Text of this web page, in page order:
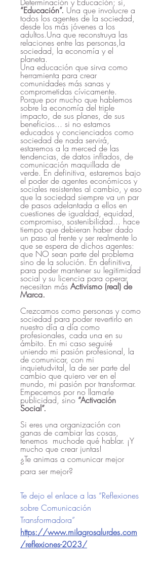
“Educación”. Una que involucre a
todos los agentes de la sociedad,
desde los más jóvenes a los
adultos.Una que reconstruya las
relaciones entre las personas,la
sociedad, la economía y el
planeta.
Una educación que sirva como
herramienta para crear
comunidades más sanas y
comprometidas cívicamente.
Porque por mucho que hablemos
sobre la economía del triple
impacto, de sus planes, de sus
beneficios... si no estamos
educados y concienciados como
sociedad de nada servirá,
estaremos a la merced de las
tendencias, de datos inflados, de
comunicación maquillada de
verde. En definitiva, estaremos bajo
el poder de agentes económicos y
sociales resistentes al cambio, y eso
que la sociedad siempre va un par
de pasos adelantada a ellos en
cuestiones de igualdad, equidad,
compromiso, sostenibilidad... hace
tiempo que debieran haber dado
un paso al frente y ser realmente lo
que se espera de dichos agentes:
que NO sean parte del problema
sino de la solución. En definitiva,
para poder mantener su legitimidad
social y su licencia para operar,
necesitan más Activismo (real) de
Marca.
Crezcamos como personas y como
sociedad para poder revertirlo en
nuestro día a día como
profesionales, cada una en su
ámbito. En mi caso seguiré
uniendo mi pasión profesional, la
de comunicar, con mi
inquietudvital, la de ser parte del
cambio que quiero ver en el
mundo, mi pasión por transformar.
Empecemos por no llamarle
publicidad, sino “Activación
Social”.
Si eres una organización con
ganas de cambiar las cosas,
tenemos  muchode qué hablar. ¡Y
mucho que crear juntas!
¿Te animas a comunicar mejor
para ser mejor?
Te dejo el enlace a las “Reflexiones
sobre Comunicación
Transformadora”
https://www.milagrosalurdes.com
/reflexiones-2023/